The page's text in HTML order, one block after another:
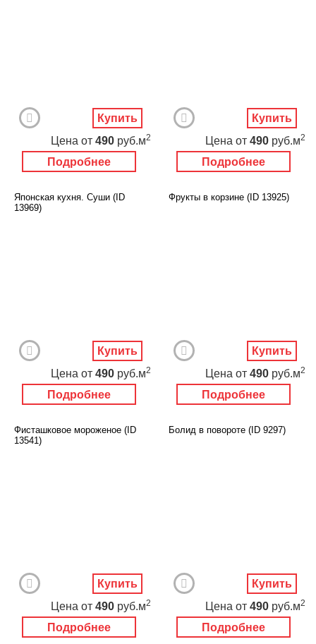
Подробнее
Цена от 490 руб.м2
Купить
Подробнее
Цена от 490 руб.м2
Купить
Японская кухня. Суши (ID
13969)
Подробнее
Цена от 490 руб.м2
Купить
Фрукты в корзине (ID 13925)
Подробнее
Цена от 490 руб.м2
Купить
Фисташковое мороженое (ID
13541)
Подробнее
Цена от 490 руб.м2
Купить
Болид в повороте (ID 9297)
Подробнее
Цена от 490 руб.м2
Купить